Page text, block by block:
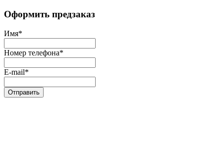
Оформить предзаказ
Имя*
Номер телефона*
E-mail*
Отправить